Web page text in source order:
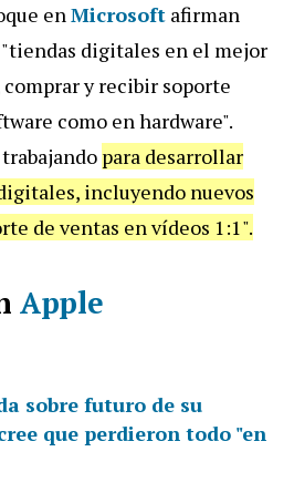
enMicrosoft afirman
digitales en el mejor
y recibir soporte
como en hardware".
para desarrollar
incluyendo nuevos
de ventas en vídeos 1:1".
Apple
sobre futuro de su
que perdieron todo "en